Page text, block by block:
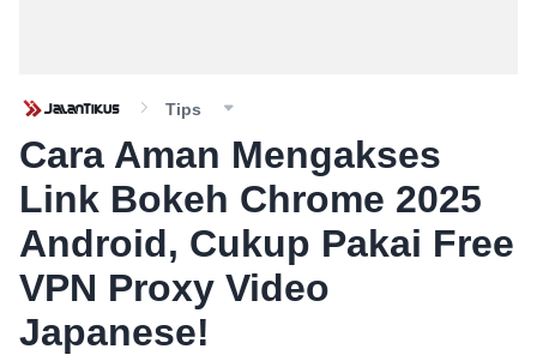
Tips
Cara Aman Mengakses
Link Bokeh Chrome 2025
Android, Cukup Pakai Free
VPN Proxy Video
Japanese!